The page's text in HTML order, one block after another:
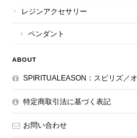
レジンアクセサリー
ペンダント
ABOUT
SPIRITUALEASON：スピリズ／
特定商取引法に基づく表記
お問い合わせ